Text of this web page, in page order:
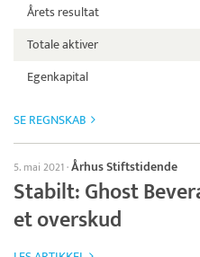
Årets resultat
Totale aktiver
Egenkapital
SE REGNSKAB
5. mai 2021·Århus Stiftstidende
Stabilt: Ghost
et overskud